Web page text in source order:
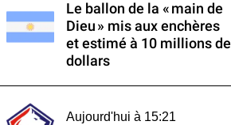
Le ballon de la « main de
Dieu » mis aux enchères
et estimé à 10 millions de
dollars
Aujourd'hui à 15:21